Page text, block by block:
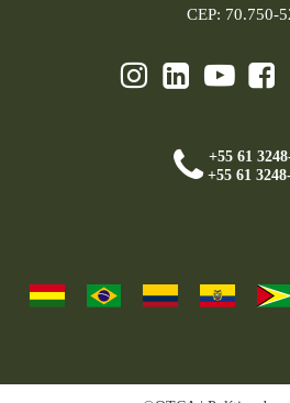
CEP: 70.750-
+55 61
+55 61